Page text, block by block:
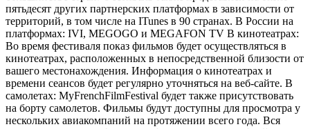
пятьдесят других партнерских платформах в зависимости от
территорий, в том числе на ITunes в 90 странах. В России на
платформах: IVI, MEGOGO и MEGAFON TV В кинотеатрах:
Во время фестиваля показ фильмов будет осуществляться в
кинотеатрах, расположенных в непосредственной близости от
вашего местонахождения. Информация о кинотеатрах и
времени сеансов будет регулярно уточняться на веб-сайте. В
самолетах: MyFrenchFilmFestival будет также присутствовать
на борту самолетов. Фильмы будут доступны для просмотра у
нескольких авиакомпаний на протяжении всего года. Вся